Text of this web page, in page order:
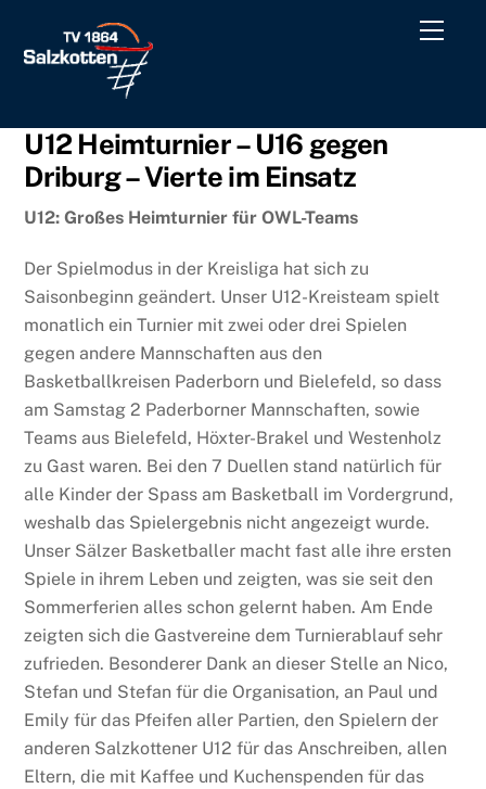
content
Menu
U12 Heimturnier – U16 gegen
Driburg – Vierte im Einsatz
U12: Großes Heimturnier für OWL-Teams
Der Spielmodus in der Kreisliga hat sich zu
Saisonbeginn geändert. Unser U12-Kreisteam spielt
monatlich ein Turnier mit zwei oder drei Spielen
gegen andere Mannschaften aus den
Basketballkreisen Paderborn und Bielefeld, so dass
am Samstag 2 Paderborner Mannschaften, sowie
Teams aus Bielefeld, Höxter-Brakel und Westenholz
zu Gast waren. Bei den 7 Duellen stand natürlich für
alle Kinder der Spass am Basketball im Vordergrund,
weshalb das Spielergebnis nicht angezeigt wurde.
Unser Sälzer Basketballer macht fast alle ihre ersten
Spiele in ihrem Leben und zeigten, was sie seit den
Sommerferien alles schon gelernt haben. Am Ende
zeigten sich die Gastvereine dem Turnierablauf sehr
zufrieden. Besonderer Dank an dieser Stelle an Nico,
Stefan und Stefan für die Organisation, an Paul und
Emily für das Pfeifen aller Partien, den Spielern der
anderen Salzkottener U12 für das Anschreiben, allen
Eltern, die mit Kaffee und Kuchenspenden für das